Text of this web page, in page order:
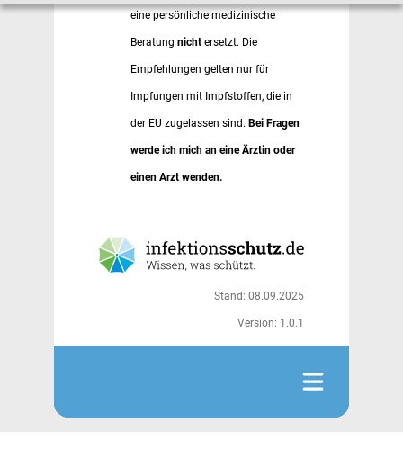
eine persönliche medizinische
Beratung nicht ersetzt. Die
Empfehlungen gelten nur für
Impfungen mit Impfstoffen, die in
der EU zugelassen sind. Bei Fragen
werde ich mich an eine Ärztin oder
einen Arzt wenden.
Stand: 08.09.2025
Version: 1.0.1